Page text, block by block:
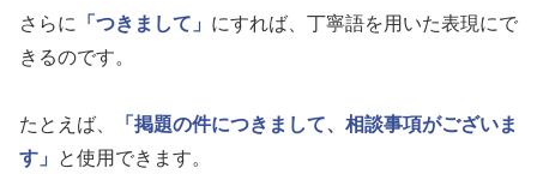
さらに 「つきまして」 にすれば、丁寧語を用いた表現にで
きるのです。
たとえば、
「掲題の件につきまして、相談事項がございま
す」
と使用できます。